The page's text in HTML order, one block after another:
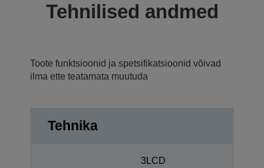
Tehnilised andmed
Toote funktsioonid ja spetsifikatsioonid võivad
ilma ette teatamata muutuda
Tehnika
3LCD